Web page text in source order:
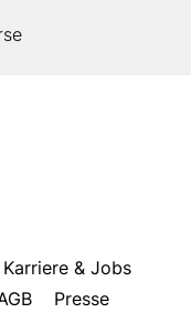
Karriere & Jobs
Presse